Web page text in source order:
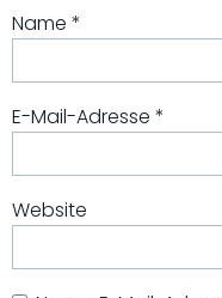
Name *
E-Mail-Adresse *
Website